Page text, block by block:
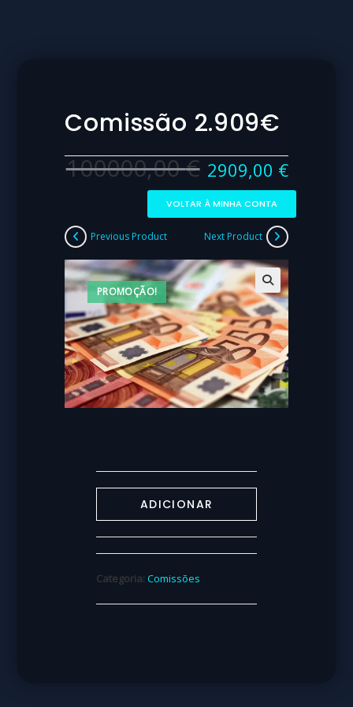
Comissão 2.909€
100000,00€ 2909,00 €
VOLTAR À MINHA CONTA
PROMOÇÃO!
Previous Product Next Product
ADICIONAR
Categoria:Comissões